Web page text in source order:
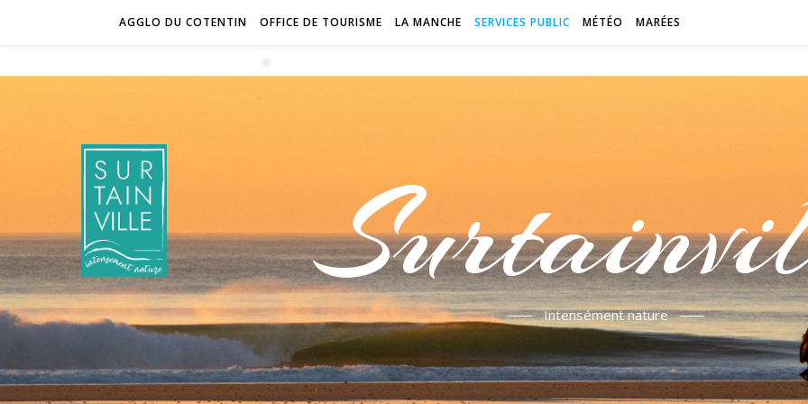
AGGLO DU COTENTIN OFFICE DE TOURISME LA MANCHE SERVICES PUBLIC MÉTÉO MARÉES
Intensément nature